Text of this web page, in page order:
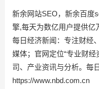
新余网站SEO，新余百度
擎,每天为数亿用户提供亿
每日经济新闻：专注财经
媒体；官网定位“专业财
司、产业资讯与分析。每
https://www.nbd.com.cn